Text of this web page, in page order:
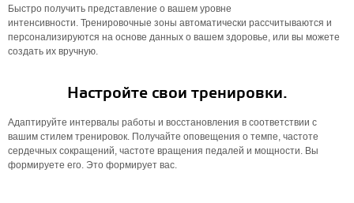
Быстро получить представление о вашем уровне
интенсивности. Тренировочные зоны автоматически рассчитываются и
персонализируются на основе данных о вашем здоровье, или вы можете
создать их вручную.
Настройте свои тренировки.
Адаптируйте интервалы работы и восстановления в соответствии с
вашим стилем тренировок. Получайте оповещения о темпе, частоте
сердечных сокращений, частоте вращения педалей и мощности. Вы
формируете его. Это формирует вас.